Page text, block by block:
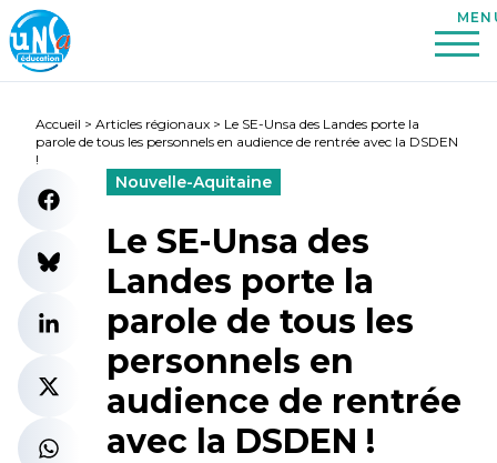
Accueil > Articles régionaux > Le SE-Unsa des Landes porte la
parole de tous les personnels en audience de rentrée avec la DSDEN
!
Nouvelle-Aquitaine
Le SE-Unsa des
Landes porte la
parole de tous les
personnels en
audience de rentrée
avec la DSDEN !